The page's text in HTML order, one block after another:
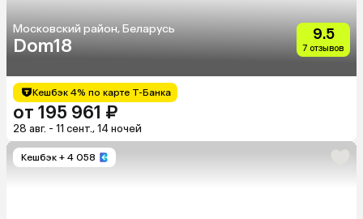
Московский район, Беларусь
Dom18
9.5
7 отзывов
Кешбэк 4% по карте Т-Банка
от 195 961 ₽
28 авг. - 11 сент., 14 ночей
Кешбэк + 4 058